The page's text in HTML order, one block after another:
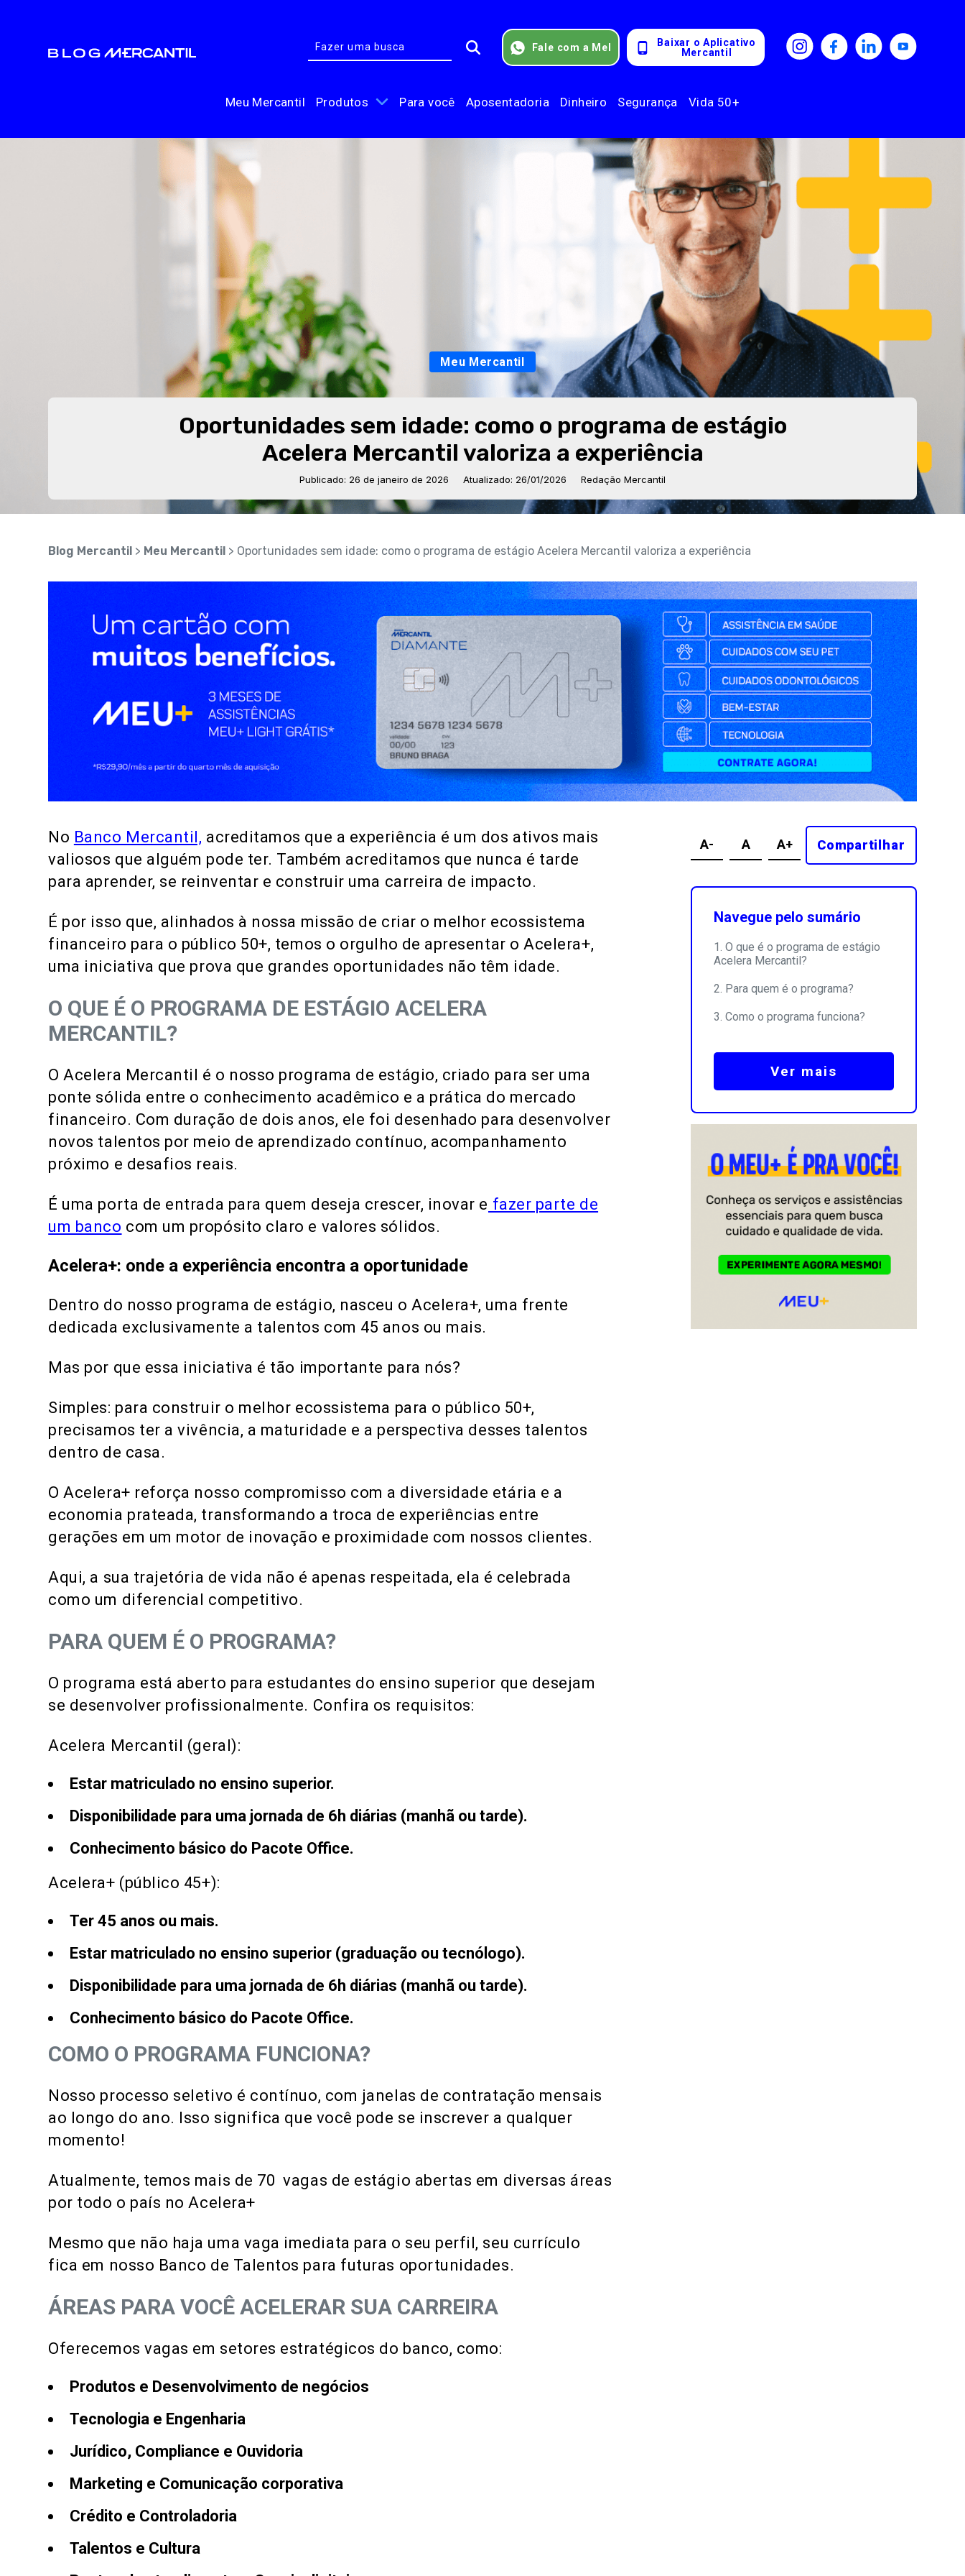
Fale com a Mel
Baixar o Aplicativo
Mercantil
Meu Mercantil Produtos Para você Aposentadoria Dinheiro Segurança Vida 50+
Meu Mercantil
Oportunidades sem idade: como o programa de estágio
Acelera Mercantil valoriza a experiência
Publicado: 26 de janeiro de 2026 Atualizado: 26/01/2026 Redação Mercantil
Blog Mercantil > Meu Mercantil > Oportunidades sem idade: como o programa de estágio Acelera Mercantil valoriza a experiência
No Banco Mercantil, acreditamos que a experiência é um dos ativos mais
valiosos que alguém pode ter. Também acreditamos que nunca é tarde
para aprender, se reinventar e construir uma carreira de impacto.
É por isso que, alinhados à nossa missão de criar o melhor ecossistema
financeiro para o público 50+, temos o orgulho de apresentar o Acelera+,
uma iniciativa que prova que grandes oportunidades não têm idade.
O QUE É O PROGRAMA DE ESTÁGIO ACELERA
MERCANTIL?
O Acelera Mercantil é o nosso programa de estágio, criado para ser uma
ponte sólida entre o conhecimento acadêmico e a prática do mercado
financeiro. Com duração de dois anos, ele foi desenhado para desenvolver
novos talentos por meio de aprendizado contínuo, acompanhamento
próximo e desafios reais.
É uma porta de entrada para quem deseja crescer, inovar e fazer parte de
um banco com um propósito claro e valores sólidos.
Acelera+: onde a experiência encontra a oportunidade
Dentro do nosso programa de estágio, nasceu o Acelera+, uma frente
dedicada exclusivamente a talentos com 45 anos ou mais.
Mas por que essa iniciativa é tão importante para nós?
Simples: para construir o melhor ecossistema para o público 50+,
precisamos ter a vivência, a maturidade e a perspectiva desses talentos
dentro de casa.
O Acelera+ reforça nosso compromisso com a diversidade etária e a
economia prateada, transformando a troca de experiências entre
gerações em um motor de inovação e proximidade com nossos clientes.
Aqui, a sua trajetória de vida não é apenas respeitada, ela é celebrada
como um diferencial competitivo.
PARA QUEM É O PROGRAMA?
O programa está aberto para estudantes do ensino superior que desejam
se desenvolver profissionalmente. Confira os requisitos:
Acelera Mercantil (geral):
Estar matriculado no ensino superior.
Disponibilidade para uma jornada de 6h diárias (manhã ou tarde).
Conhecimento básico do Pacote Office.
Acelera+ (público 45+):
Ter 45 anos ou mais.
Estar matriculado no ensino superior (graduação ou tecnólogo).
Disponibilidade para uma jornada de 6h diárias (manhã ou tarde).
Conhecimento básico do Pacote Office.
COMO O PROGRAMA FUNCIONA?
Nosso processo seletivo é contínuo, com janelas de contratação mensais
ao longo do ano. Isso significa que você pode se inscrever a qualquer
momento!
Atualmente, temos mais de 70 vagas de estágio abertas em diversas áreas
por todo o país no Acelera+
Mesmo que não haja uma vaga imediata para o seu perfil, seu currículo
fica em nosso Banco de Talentos para futuras oportunidades.
ÁREAS PARA VOCÊ ACELERAR SUA CARREIRA
Oferecemos vagas em setores estratégicos do banco, como:
Produtos e Desenvolvimento de negócios
Tecnologia e Engenharia
Jurídico, Compliance e Ouvidoria
Marketing e Comunicação corporativa
Crédito e Controladoria
Talentos e Cultura
A- A A+ Compartilhar
Navegue pelo sumário
O que é o programa de estágio
Acelera Mercantil?
Para quem é o programa?
Como o programa funciona?
Ver mais